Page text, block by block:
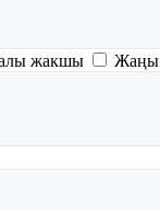
жакшы Жаңы